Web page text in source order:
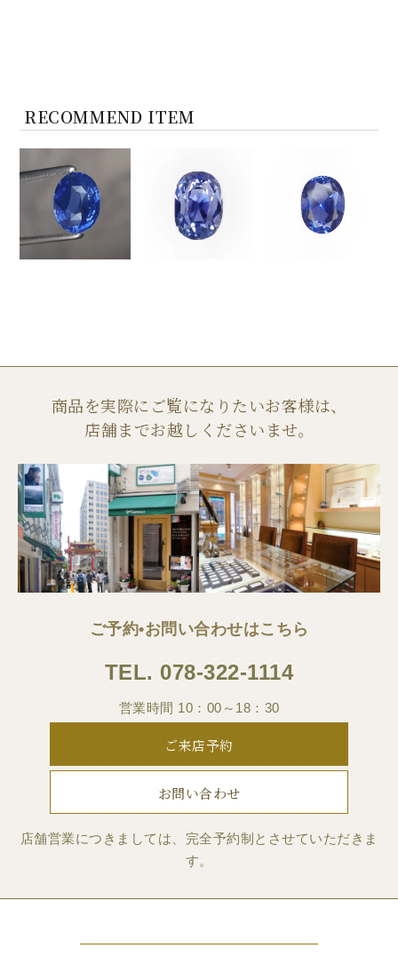
RECOMMEND ITEM
商品を実際にご覧になりたいお客様は、
店舗までお越しくださいませ。
ご予約•お問い合わせはこちら
TEL. 078-322-1114
営業時間 10：00～18：30
ご来店予約
お問い合わせ
店舗営業につきましては、完全予約制とさせていただきま
す。